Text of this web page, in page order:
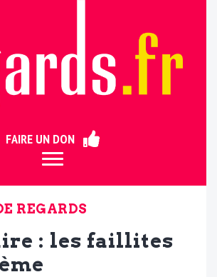
FAIRE UN DON
REGARDS
: les faillites